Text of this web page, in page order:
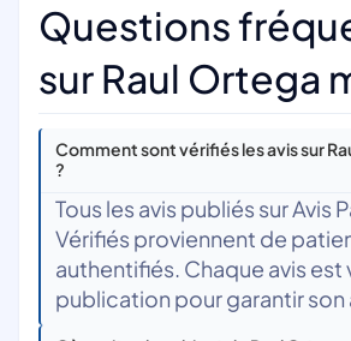
Questions
sur Raul Ortega
Comment sont vérifiés les avis sur
?
Tous les avis publiés sur Avis
Vérifiés proviennent de
authentifiés. Chaque avis est
publication pour garantir